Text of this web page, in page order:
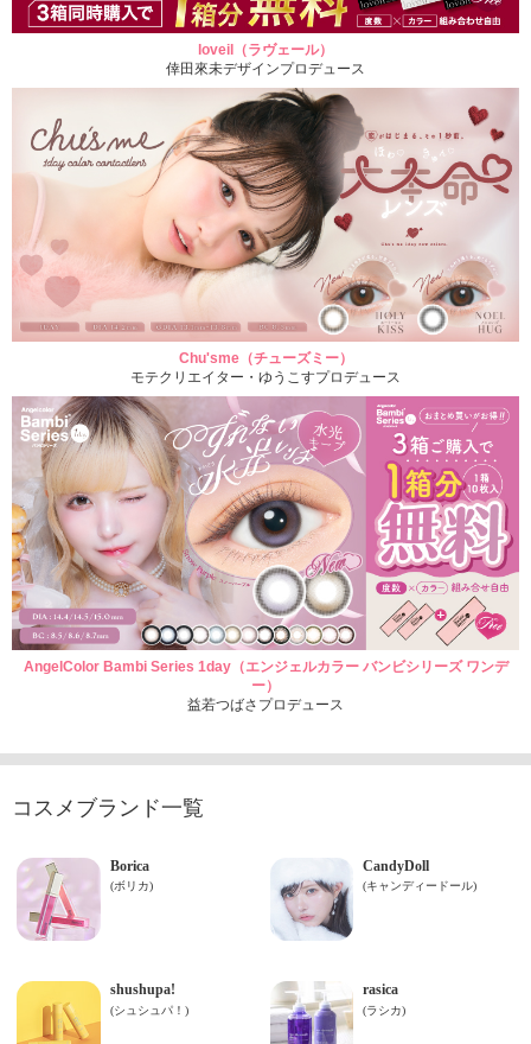
loveil（ラヴェール）
倖田來未デザインプロデュース
Chu'sme（チューズミー）
モテクリエイター・ゆうこすプロデュース
AngelColor Bambi Series 1day（エンジェルカラー バンビシリーズ ワンデ
ー）
益若つばさプロデュース
コスメブランド一覧